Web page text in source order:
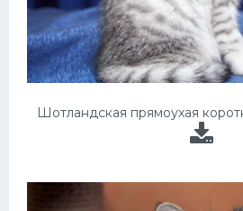
Шотландская прямоухая